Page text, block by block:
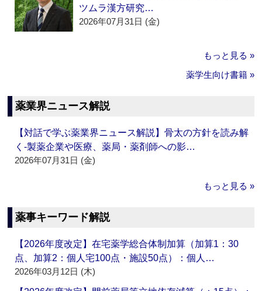
ツムラ漢方研究…
2026年07月31日 (金)
もっと見る »
薬学生向け書籍 »
薬業界ニュース解説
【対話で学ぶ薬業界ニュース解説】骨太の方針を読み解
く‐製薬企業や医療、薬局・薬剤師への影…
2026年07月31日 (金)
もっと見る »
薬事キーワード解説
【2026年度改定】在宅薬学総合体制加算（加算1：30
点、加算2：個人宅100点・施設50点）：個人…
2026年03月12日 (木)